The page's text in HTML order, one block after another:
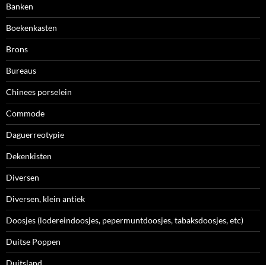
Banken
Boekenkasten
Brons
Bureaus
Chinees porselein
Commode
Daguerreotypie
Dekenkisten
Diversen
Diversen, klein antiek
Doosjes (lodereindoosjes, pepermuntdoosjes, tabaksdoosjes, etc)
Duitse Poppen
Duitsland